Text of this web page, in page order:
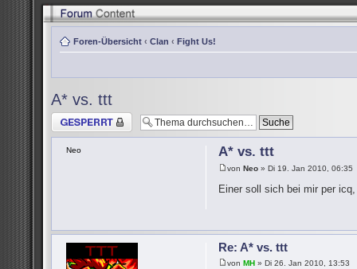
Foren-Übersicht ‹ Clan ‹ Fight Us!
A* vs. ttt
Thema gesperrt
A* vs. ttt
vonNeo » Di 19. Jan 2010, 06:35
Einer soll sich bei mir per
Neo
Re: A* vs. ttt
vonMH » Di 26. Jan 2010, 13:53